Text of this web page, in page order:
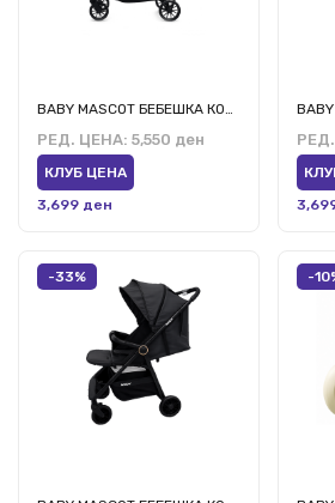
BABY MASCOT БЕБЕШКА КОЛИЧКА АНДИ А1 СИВА
РЕД. ЦЕНА: 5,550 ден
КЛУБ ЦЕНА
3,699 ден
-33% -